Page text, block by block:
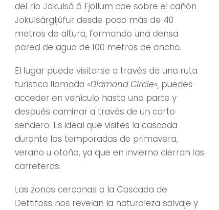
del río Jökulsá á Fjöllum cae sobre el cañón
Jökulsárgljúfur desde poco más de 40
metros de altura, formando una densa
pared de agua de 100 metros de ancho.
El lugar puede visitarse a través de una ruta
turística llamada «Diamond Circle«, puedes
acceder en vehículo hasta una parte y
después caminar a través de un corto
sendero. Es ideal que visites la cascada
durante las temporadas de primavera,
verano u otoño, ya que en invierno cierran las
carreteras.
Las zonas cercanas a la Cascada de
Dettifoss nos revelan la naturaleza salvaje y